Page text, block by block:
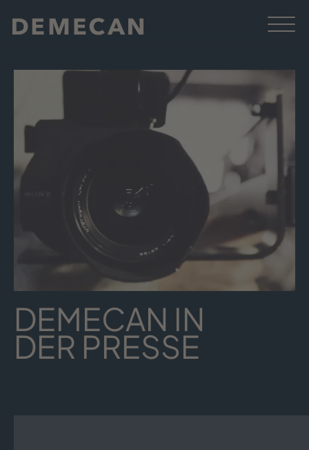
DEMECAN IN
DER PRESSE